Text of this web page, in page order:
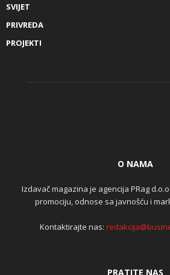
SVIJET
PRIVREDA
PROJEKTI
O NAMA
Izdavač magazina je agencija PRag
promociju, odnose sa javnošću i
Kontaktirajte nas:
PRATITE NAS